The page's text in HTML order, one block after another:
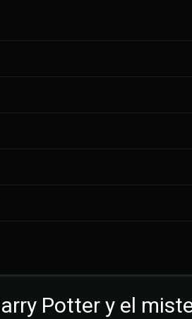
Potter y el